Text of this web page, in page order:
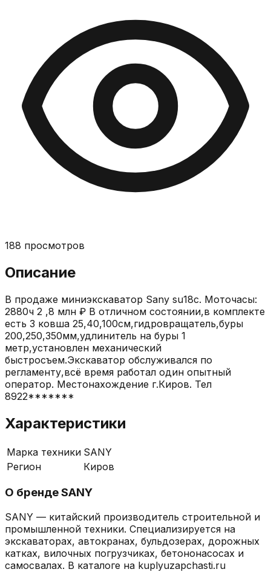
188 просмотров
Описание
В продаже миниэкскаватор Sany su18c. Моточасы:
2880ч 2 ,8 млн ₽ В отличном состоянии,в комплекте
есть 3 ковша 25,40,100см,гидровращатель,буры
200,250,350мм,удлинитель на буры 1
метр,установлен механический
быстросъем.Экскаватор обслуживался по
регламенту,всё время работал один опытный
оператор. Местонахождение г.Киров. Тел
8922*******
Характеристики
Марка техники SANY
Регион
Киров
О брендеSANY
SANY — китайский производитель строительной и
промышленной техники. Специализируется на
экскаваторах, автокранах, бульдозерах, дорожных
катках, вилочных погрузчиках, бетононасосах и
самосвалах. В каталоге на kuplyuzapchasti.ru